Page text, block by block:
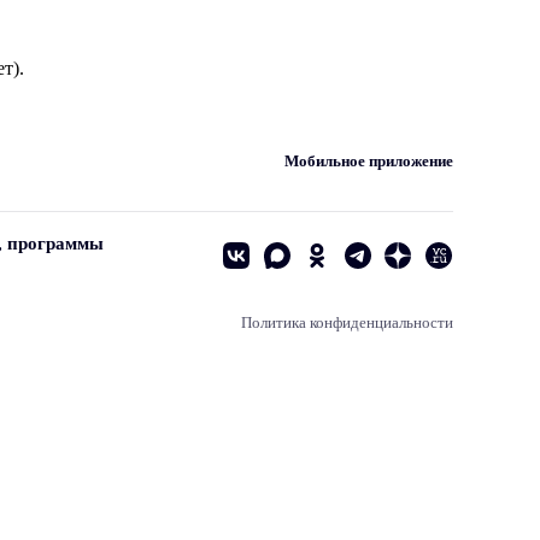
Мобильное приложение
программы
Политика конфиденциальности